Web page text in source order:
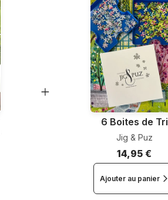
6 Boites de Tri
Jig & Puz
14,95 €
Ajouter au panier